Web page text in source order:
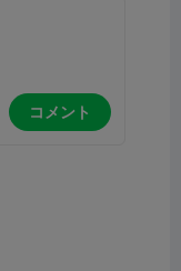
コメント